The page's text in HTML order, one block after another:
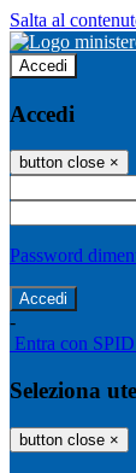
Salta al
Accedi
Accedi
button close ×
Password
-
Entra con SPID
Seleziona
button close ×